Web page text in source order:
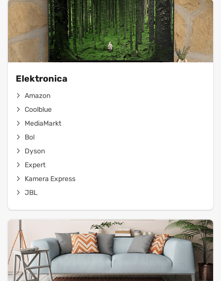
Elektronica
Amazon
Coolblue
MediaMarkt
Bol
Dyson
Expert
Kamera Express
JBL